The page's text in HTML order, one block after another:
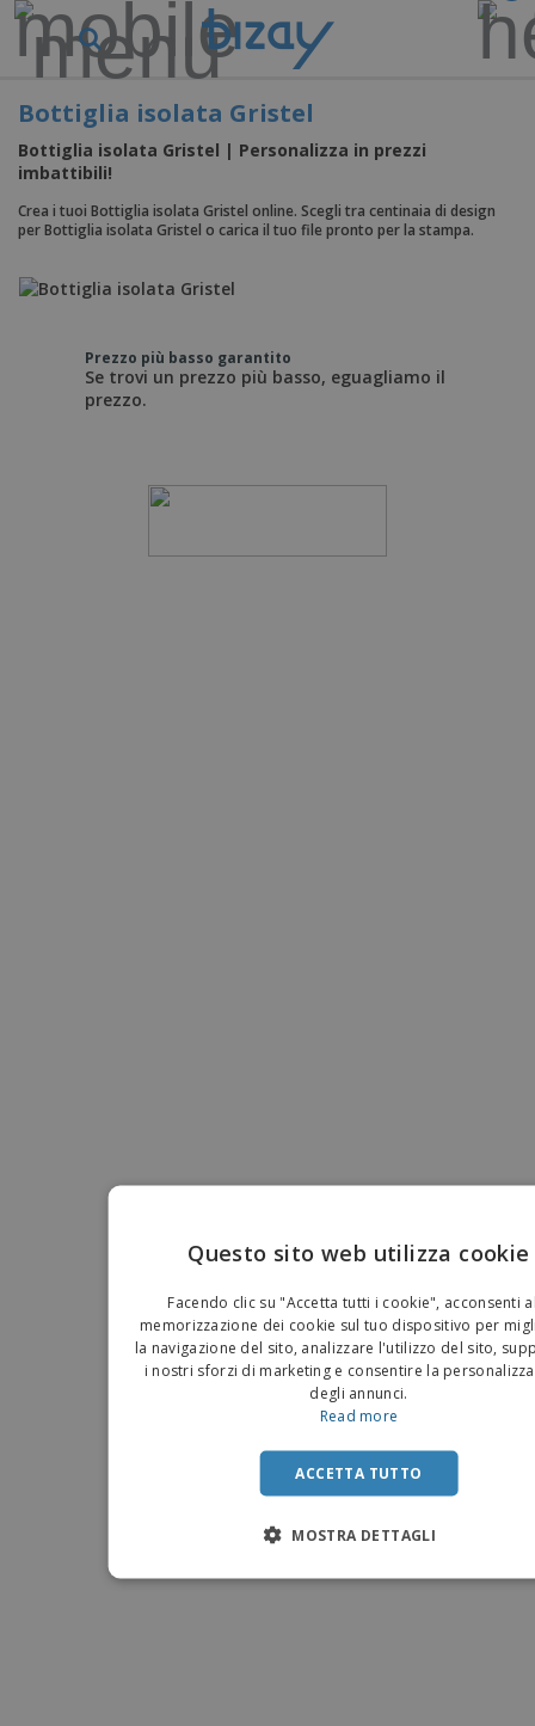
Bottiglia isolata Gristel
Bottiglia isolata Gristel | Personalizza in prezzi
imbattibili!
Crea i tuoi Bottiglia isolata Gristel online. Scegli tra centinaia di design
per Bottiglia isolata Gristel o carica il tuo file pronto per la stampa.
Prezzo più basso garantito
Se trovi un prezzo più basso, eguagliamo il
prezzo.
Questo sito web utilizza cookie
Facendo clic su "Accetta tutti i cookie", acconsenti
memorizzazione dei cookie sul tuo dispositivo per
la navigazione del sito, analizzare l'utilizzo del sito,
i nostri sforzi di marketing e consentire la
degli annunci.
Read more
ACCETTA TUTTO
MOSTRA DETTAGLI